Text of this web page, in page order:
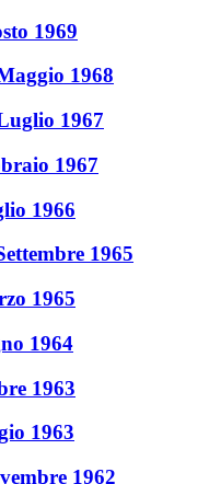
1969
1968
1967
1967
1966
1965
1965
1964
1963
1963
1962